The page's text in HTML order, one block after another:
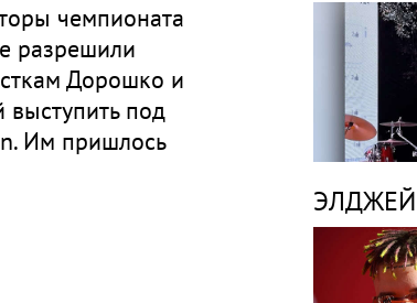
чемпионата
разрешили
Дорошко и
под
Им пришлось
ЭЛДЖЕЙ